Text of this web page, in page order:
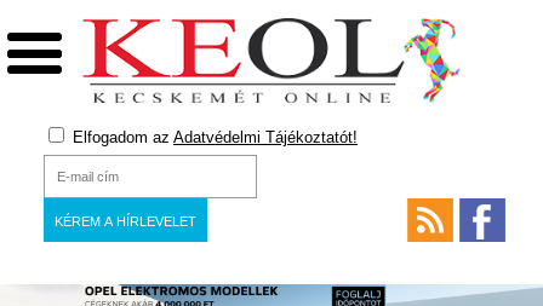
Elfogadom az Adatvédelmi Tájékoztatót!